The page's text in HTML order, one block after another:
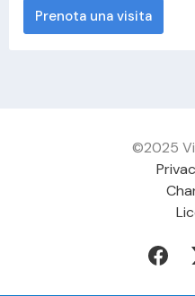
Prenota una visita
©2025